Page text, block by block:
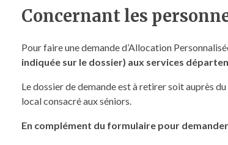
Concernant les
Pour faire une demande d’Allocation
indiquée sur le dossier) aux services
Le dossier de demande est à retirer soit auprès
local consacré aux séniors.
En complément du formulaire pour